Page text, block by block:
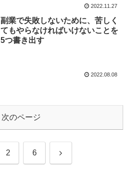
2022.11.27
副業で失敗しないために、苦しく
てもやらなければいけないことを
5つ書き出す
2022.08.08
次のページ
2 6 次